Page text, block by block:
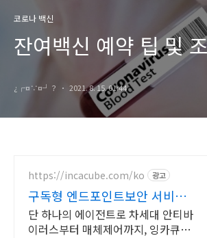
코로나 백신
잔여백신 예약 팁 및
¿┌¤∵¤┘？ 2021. 8. 15. 01:44
https://incacube.com/ko 광고
구독형 엔드포인트보안 서비스
구독형 기업보안 솔루션
단 하나의 에이전트로 차세대 안티바
이러스부터 매체제어까지, 잉카큐브